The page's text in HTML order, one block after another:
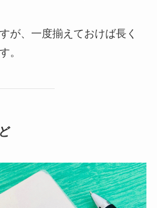
が、一度揃えておけば長く
。